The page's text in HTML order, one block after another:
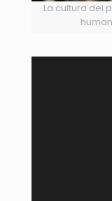
La cultura del